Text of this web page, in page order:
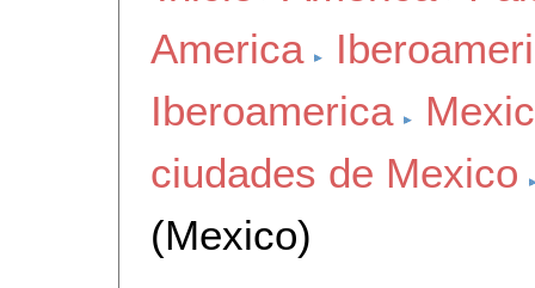
America
Iberoamerica
ciudades de Mexico
(Mexico)